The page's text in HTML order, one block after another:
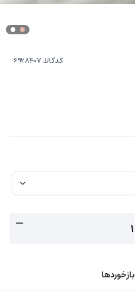
کدکالا:
بازخوردها